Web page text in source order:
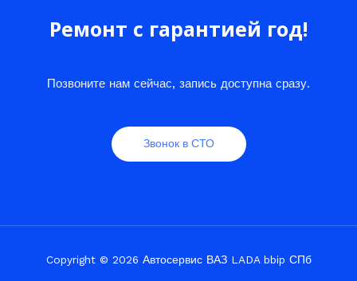
Ремонт с гарантией год!
Позвоните нам сейчас, запись доступна сразу.
Звонок в СТО
Copyright © 2026 Автосервис ВАЗ LADA bbip СПб